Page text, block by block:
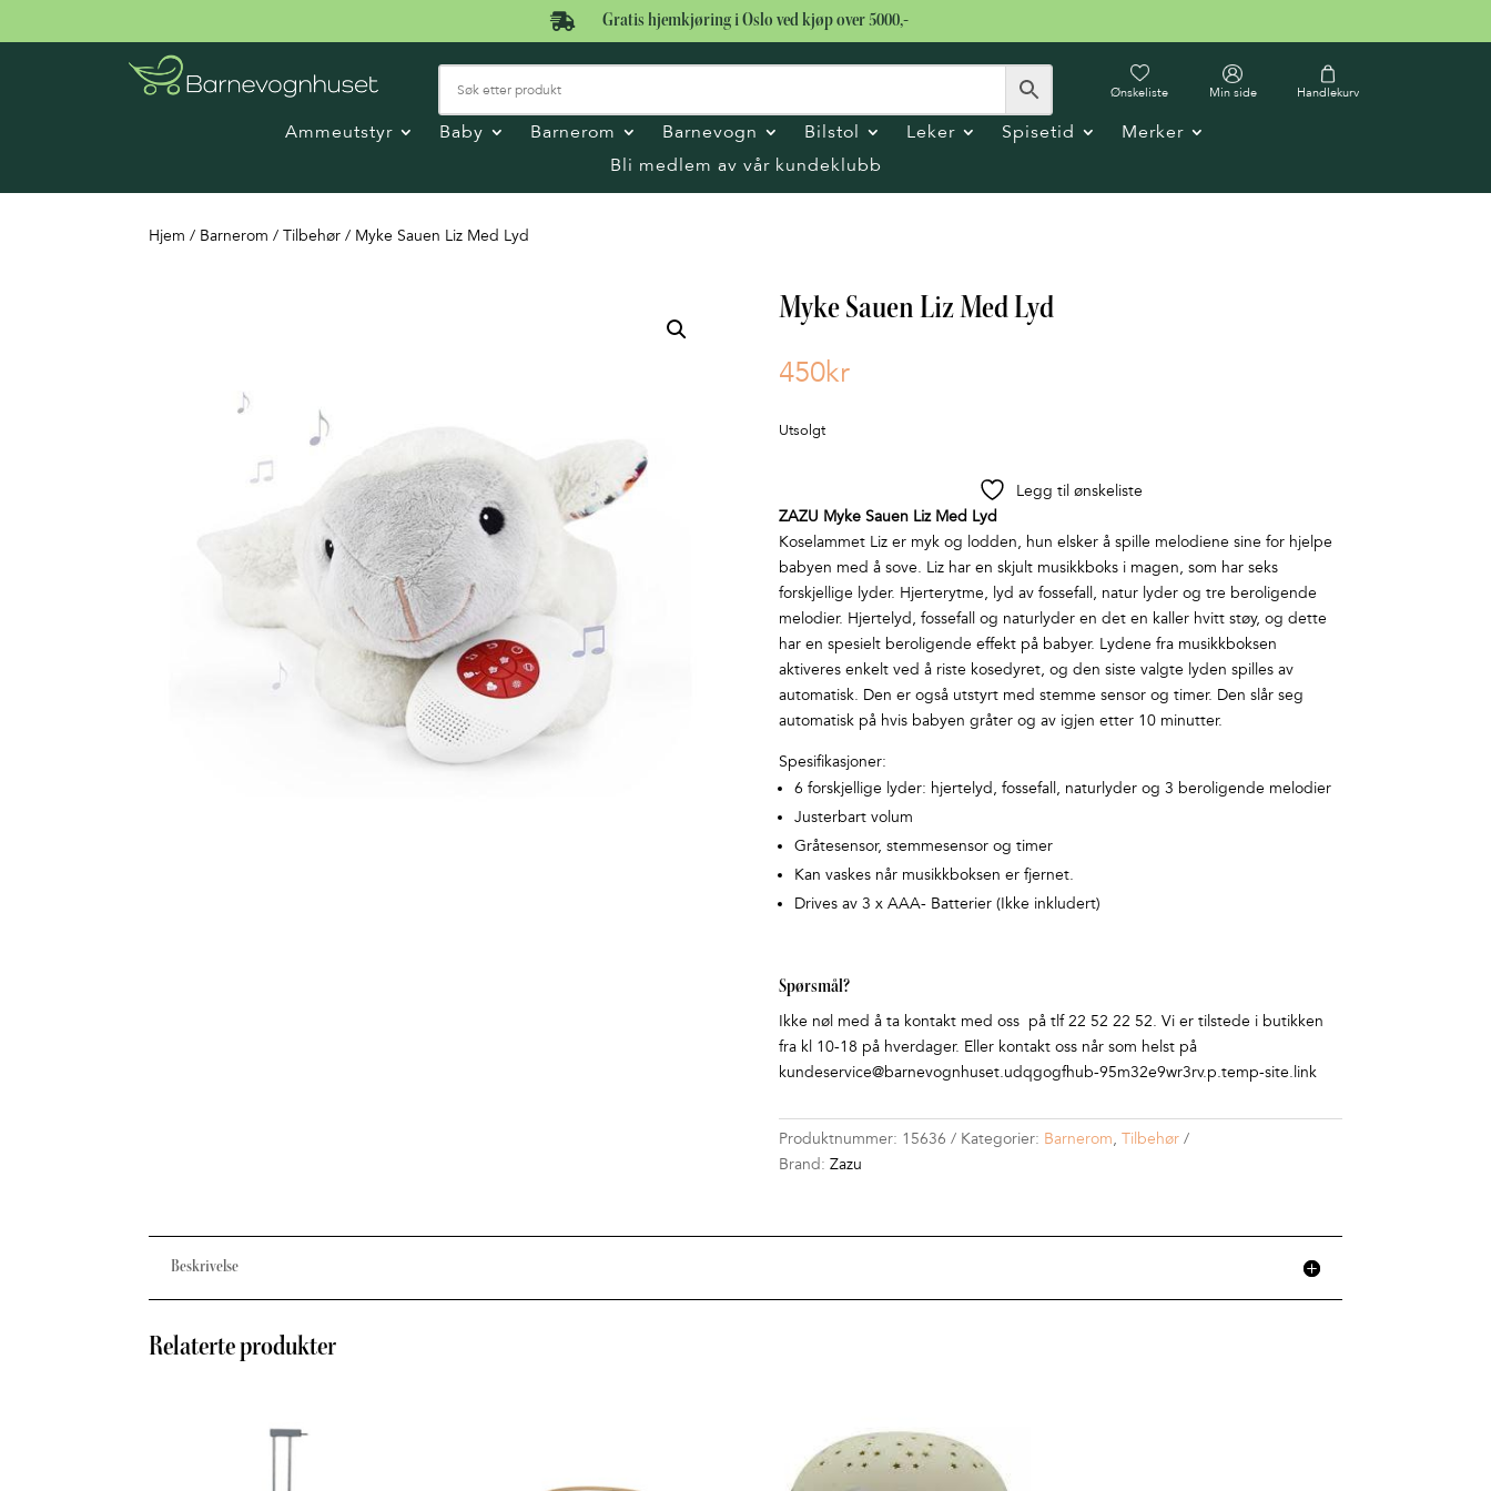
 Gratis hjemkjøring i Oslo ved kjøp over 5000,-
Ønskeliste Min side Handlekurv
Ammeutstyr Baby Barnerom Barnevogn Bilstol Leker Spisetid
Merker
Bli medlem av vår kundeklubb
Hjem / Barnerom /Tilbehør / Myke Sauen Liz Med Lyd
Myke Sauen Liz Med Lyd
450kr
Utsolgt
Legg til ønskeliste
ZAZU Myke Sauen Liz Med Lyd
Koselammet Liz er myk og lodden, hun elsker å spille melodiene sine for hjelpe
babyen med å sove. Liz har en skjult musikkboks i magen, som har seks
forskjellige lyder. Hjerterytme, lyd av fossefall, natur lyder og tre beroligende
melodier. Hjertelyd, fossefall og naturlyder en det en kaller hvitt støy, og dette
har en spesielt beroligende effekt på babyer. Lydene fra musikkboksen
aktiveres enkelt ved å riste kosedyret, og den siste valgte lyden spilles av
automatisk. Den er også utstyrt med stemme sensor og timer. Den slår seg
automatisk på hvis babyen gråter og av igjen etter 10 minutter.
Spesifikasjoner:
6 forskjellige lyder: hjertelyd, fossefall, naturlyder og 3 beroligende melodier
Justerbart volum
Gråtesensor, stemmesensor og timer
Kan vaskes når musikkboksen er fjernet.
Drives av 3 x AAA- Batterier (Ikke inkludert)
Spørsmål?
Ikke nøl med å ta kontakt med oss på tlf 22 52 22 52. Vi er tilstede i butikken
fra kl 10-18 på hverdager. Eller kontakt oss når som helst på
kundeservice@barnevognhuset.udqgogfhub-95m32e9wr3rv.p.temp-site.link
Produktnummer: 15636 Kategorier: Barnerom, Tilbehør
Brand: Zazu
Beskrivelse
Relaterte produkter